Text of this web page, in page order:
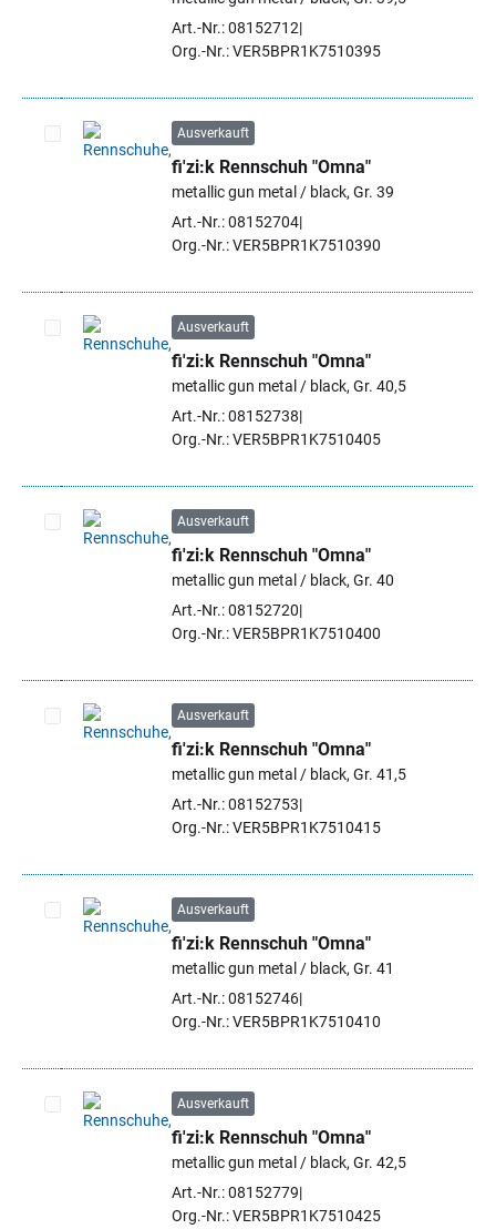
Art.-Nr.: 08152712
Org.-Nr.: VER5BPR1K7510395
Artikel auswählen
Ausverkauft
fi'zi:k Rennschuh "Omna"
metallic gun metal / black, Gr. 39
Art.-Nr.: 08152704
Org.-Nr.: VER5BPR1K7510390
Artikel auswählen
Ausverkauft
fi'zi:k Rennschuh "Omna"
metallic gun metal / black, Gr. 40,5
Art.-Nr.: 08152738
Org.-Nr.: VER5BPR1K7510405
Artikel auswählen
Ausverkauft
fi'zi:k Rennschuh "Omna"
metallic gun metal / black, Gr. 40
Art.-Nr.: 08152720
Org.-Nr.: VER5BPR1K7510400
Artikel auswählen
Ausverkauft
fi'zi:k Rennschuh "Omna"
metallic gun metal / black, Gr. 41,5
Art.-Nr.: 08152753
Org.-Nr.: VER5BPR1K7510415
Artikel auswählen
Ausverkauft
fi'zi:k Rennschuh "Omna"
metallic gun metal / black, Gr. 41
Art.-Nr.: 08152746
Org.-Nr.: VER5BPR1K7510410
Artikel auswählen
Ausverkauft
fi'zi:k Rennschuh "Omna"
metallic gun metal / black, Gr. 42,5
Art.-Nr.: 08152779
Org.-Nr.: VER5BPR1K7510425